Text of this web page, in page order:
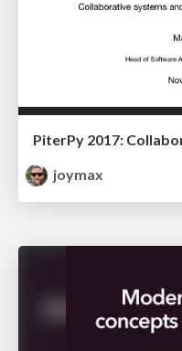
joymax